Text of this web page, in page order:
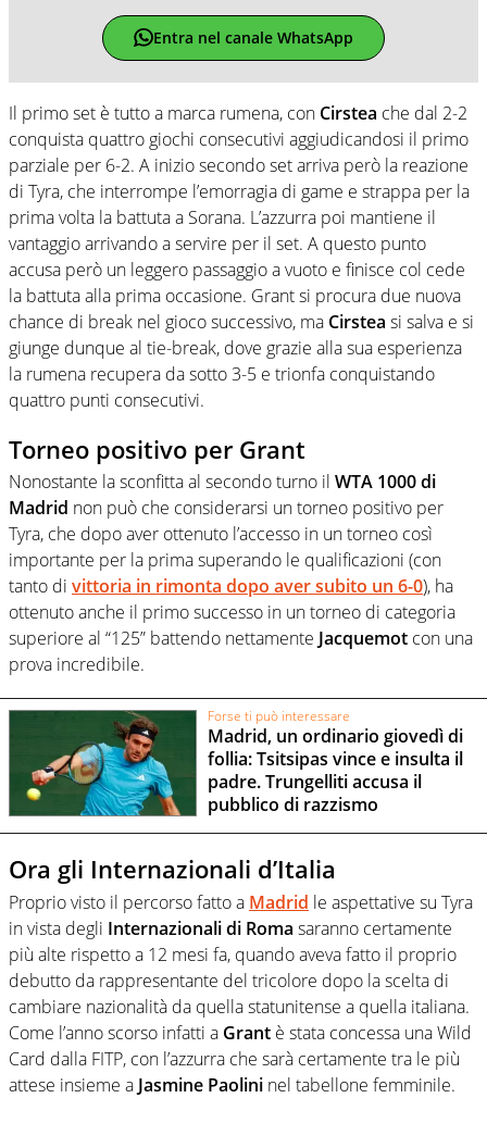
Entra nel canale WhatsApp
Il primo set è tutto a marca rumena, con Cirstea che dal 2-2
conquista quattro giochi consecutivi aggiudicandosi il primo
parziale per 6-2. A inizio secondo set arriva però la reazione
di Tyra, che interrompe l’emorragia di game e strappa per la
prima volta la battuta a Sorana. L’azzurra poi mantiene il
vantaggio arrivando a servire per il set. A questo punto
accusa però un leggero passaggio a vuoto e finisce col cede
la battuta alla prima occasione. Grant si procura due nuova
chance di break nel gioco successivo, ma Cirstea si salva e si
giunge dunque al tie-break, dove grazie alla sua esperienza
la rumena recupera da sotto 3-5 e trionfa conquistando
quattro punti consecutivi.
Torneo positivo per Grant
Nonostante la sconfitta al secondo turno il WTA 1000 di
Madrid non può che considerarsi un torneo positivo per
Tyra, che dopo aver ottenuto l’accesso in un torneo così
importante per la prima superando le qualificazioni (con
tanto di vittoria in rimonta dopo aver subito un 6-0), ha
ottenuto anche il primo successo in un torneo di categoria
superiore al “125” battendo nettamente Jacquemot con una
prova incredibile.
Forse ti può interessare
Madrid, un ordinario giovedì di
follia: Tsitsipas vince e insulta il
padre. Trungelliti accusa il
pubblico di razzismo
Ora gli Internazionali d’Italia
Proprio visto il percorso fatto a Madrid le aspettative su Tyra
in vista degli Internazionali di Roma saranno certamente
più alte rispetto a 12 mesi fa, quando aveva fatto il proprio
debutto da rappresentante del tricolore dopo la scelta di
cambiare nazionalità da quella statunitense a quella italiana.
Come l’anno scorso infatti a Grant è stata concessa una Wild
Card dalla FITP, con l’azzurra che sarà certamente tra le più
attese insieme a Jasmine Paolini nel tabellone femminile.